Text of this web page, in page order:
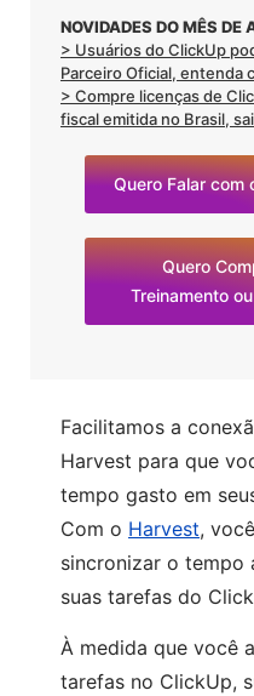
NOVIDADES DO MÊS DE
> Usuários do ClickUp
Parceiro Oficial, entenda
> Compre licenças de
fiscal emitida no Brasil,
Quero Falar com
Quero
Treinamento
Facilitamos a
Harvest para que
tempo gasto em
Com o Harvest,
sincronizar o tempo
suas tarefas do
À medida que você
tarefas no ClickUp,